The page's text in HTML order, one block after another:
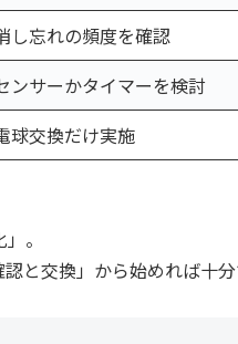
し忘れの頻度を確認
ンサーかタイマーを検討
球交換だけ実施
。
と交換」から始めれば十分